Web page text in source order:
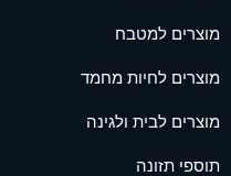
מוצרים למטבח
מוצרים לחיות מחמד
מוצרים לבית ולגינה
תוספי תזונה